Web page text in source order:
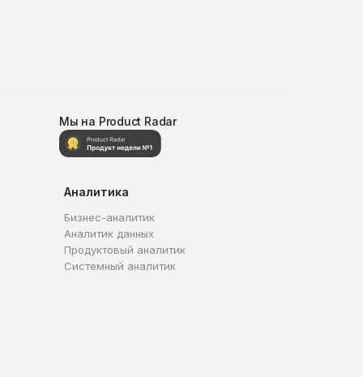
Мы на Product Radar
Аналитика
Бизнес-аналитик
Аналитик данных
Продуктовый аналитик
Системный аналитик